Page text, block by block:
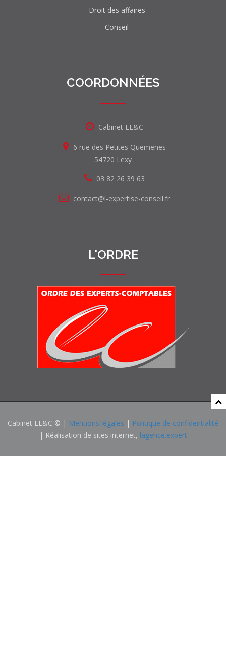
Droit des affaires
Conseil
COORDONNÉES
Cabinet LE&C
6 rue des Petites Quemenes
54720 Lexy
03 82 26 39 63
contact@l-expertise-conseil.fr
L'ORDRE
Cabinet LE&C © | Mentions légales | Politique de confidentialité
| Réalisation de sites internet, lagence.expert